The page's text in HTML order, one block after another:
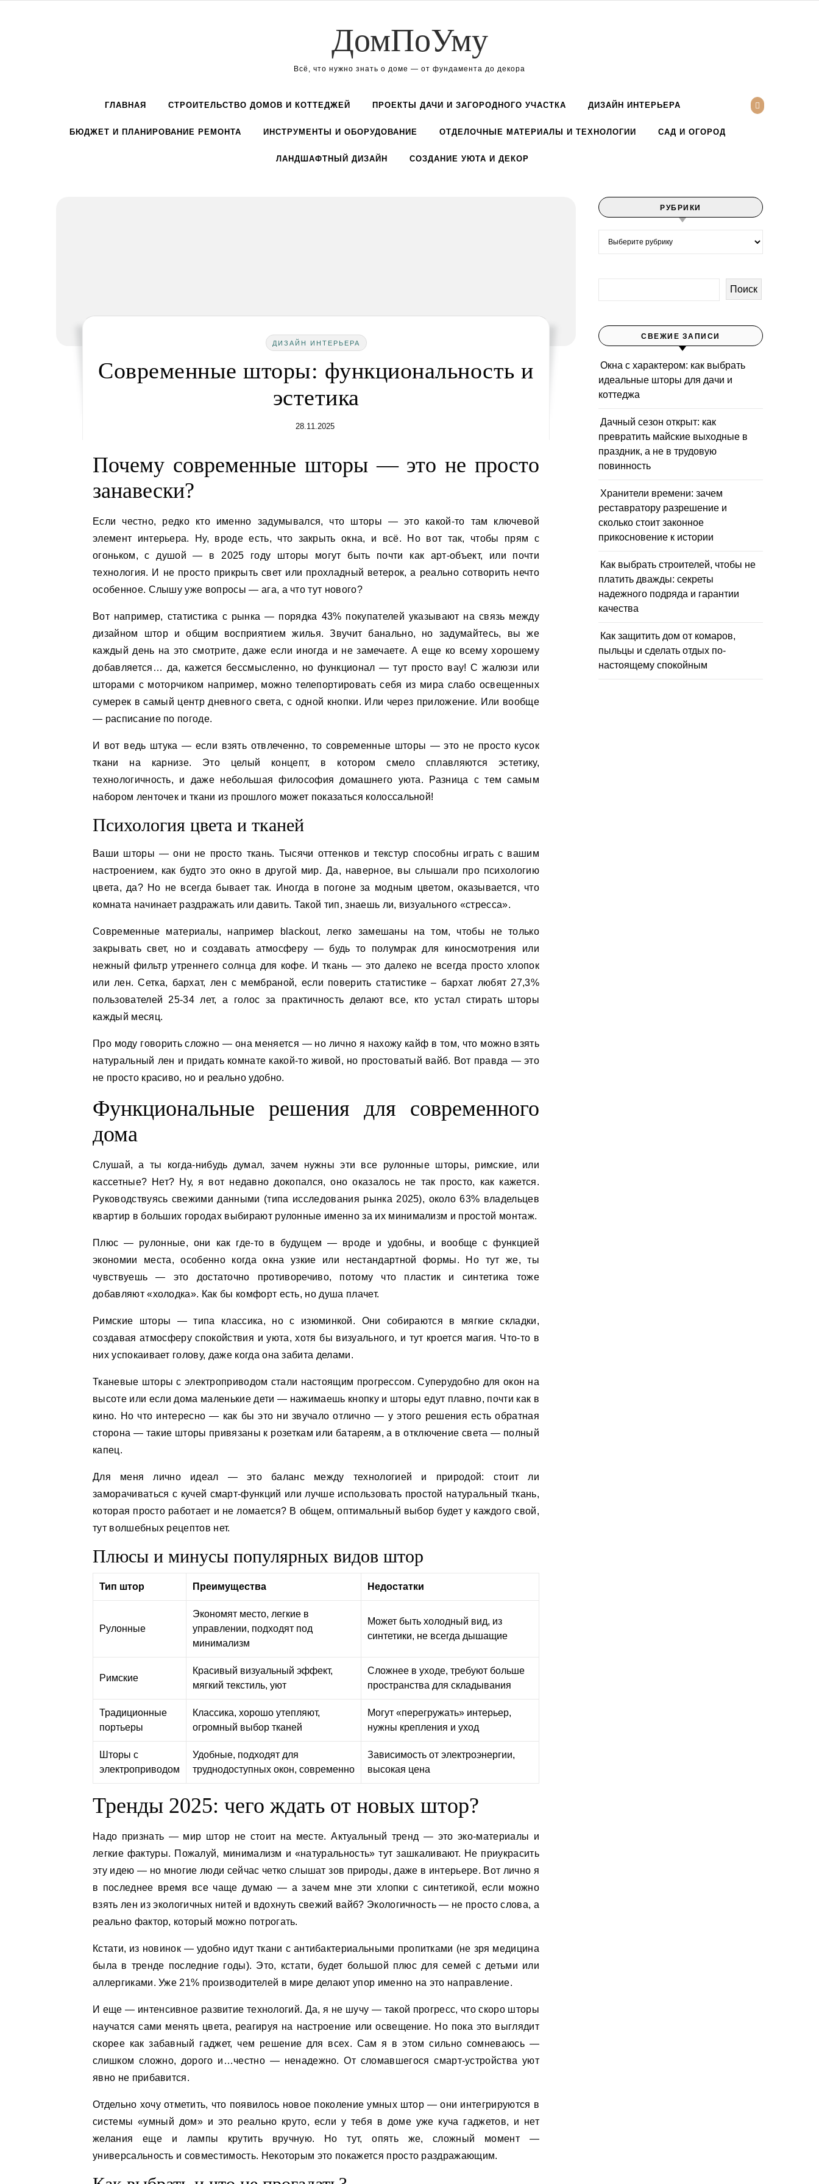
ДомПоУму
Всё, что нужно знать о доме — от фундамента до декора
ГЛАВНАЯ СТРОИТЕЛЬСТВО ДОМОВ И КОТТЕДЖЕЙ ПРОЕКТЫ ДАЧИ И ЗАГОРОДНОГО УЧАСТКА ДИЗАЙН ИНТЕРЬЕРА
БЮДЖЕТ И ПЛАНИРОВАНИЕ РЕМОНТА ИНСТРУМЕНТЫ И ОБОРУДОВАНИЕ ОТДЕЛОЧНЫЕ МАТЕРИАЛЫ И ТЕХНОЛОГИИ САД И ОГОРОД
ЛАНДШАФТНЫЙ ДИЗАЙН СОЗДАНИЕ УЮТА И ДЕКОР
ДИЗАЙН ИНТЕРЬЕРА
Современные шторы: функциональность и
эстетика
28.11.2025
Почему современные шторы — это не просто
занавески?
Если честно, редко кто именно задумывался, что шторы — это какой-то там ключевой
элемент интерьера. Ну, вроде есть, что закрыть окна, и всё. Но вот так, чтобы прям с
огоньком, с душой — в 2025 году шторы могут быть почти как арт-объект, или почти
технология. И не просто прикрыть свет или прохладный ветерок, а реально сотворить нечто
особенное. Слышу уже вопросы — ага, а что тут нового?
Вот например, статистика с рынка — порядка 43% покупателей указывают на связь между
дизайном штор и общим восприятием жилья. Звучит банально, но задумайтесь, вы же
каждый день на это смотрите, даже если иногда и не замечаете. А еще ко всему хорошему
добавляется… да, кажется бессмысленно, но функционал — тут просто вау! С жалюзи или
шторами с моторчиком например, можно телепортировать себя из мира слабо освещенных
сумерек в самый центр дневного света, с одной кнопки. Или через приложение. Или вообще
— расписание по погоде.
И вот ведь штука — если взять отвлеченно, то современные шторы — это не просто кусок
ткани на карнизе. Это целый концепт, в котором смело сплавляются эстетику,
технологичность, и даже небольшая философия домашнего уюта. Разница с тем самым
набором ленточек и ткани из прошлого может показаться колоссальной!
Психология цвета и тканей
Ваши шторы — они не просто ткань. Тысячи оттенков и текстур способны играть с вашим
настроением, как будто это окно в другой мир. Да, наверное, вы слышали про психологию
цвета, да? Но не всегда бывает так. Иногда в погоне за модным цветом, оказывается, что
комната начинает раздражать или давить. Такой тип, знаешь ли, визуального «стресса».
Современные материалы, например blackout, легко замешаны на том, чтобы не только
закрывать свет, но и создавать атмосферу — будь то полумрак для киносмотрения или
нежный фильтр утреннего солнца для кофе. И ткань — это далеко не всегда просто хлопок
или лен. Сетка, бархат, лен с мембраной, если поверить статистике – бархат любят 27,3%
пользователей 25-34 лет, а голос за практичность делают все, кто устал стирать шторы
каждый месяц.
Про моду говорить сложно — она меняется — но лично я нахожу кайф в том, что можно взять
натуральный лен и придать комнате какой-то живой, но простоватый вайб. Вот правда — это
не просто красиво, но и реально удобно.
Функциональные решения для современного
дома
Слушай, а ты когда-нибудь думал, зачем нужны эти все рулонные шторы, римские, или
кассетные? Нет? Ну, я вот недавно докопался, оно оказалось не так просто, как кажется.
Руководствуясь свежими данными (типа исследования рынка 2025), около 63% владельцев
квартир в больших городах выбирают рулонные именно за их минимализм и простой монтаж.
Плюс — рулонные, они как где-то в будущем — вроде и удобны, и вообще с функцией
экономии места, особенно когда окна узкие или нестандартной формы. Но тут же, ты
чувствуешь — это достаточно противоречиво, потому что пластик и синтетика тоже
добавляют «холодка». Как бы комфорт есть, но душа плачет.
Римские шторы — типа классика, но с изюминкой. Они собираются в мягкие складки,
создавая атмосферу спокойствия и уюта, хотя бы визуального, и тут кроется магия. Что-то в
них успокаивает голову, даже когда она забита делами.
Тканевые шторы с электроприводом стали настоящим прогрессом. Суперудобно для окон на
высоте или если дома маленькие дети — нажимаешь кнопку и шторы едут плавно, почти как в
кино. Но что интересно — как бы это ни звучало отлично — у этого решения есть обратная
сторона — такие шторы привязаны к розеткам или батареям, а в отключение света — полный
капец.
Для меня лично идеал — это баланс между технологией и природой: стоит ли
заморачиваться с кучей смарт-функций или лучше использовать простой натуральный ткань,
которая просто работает и не ломается? В общем, оптимальный выбор будет у каждого свой,
тут волшебных рецептов нет.
Плюсы и минусы популярных видов штор
Тип штор Преимущества Недостатки
Рулонные
Экономят место, легкие в
управлении, подходят под
минимализм
Может быть холодный вид, из
синтетики, не всегда дышащие
Римские
Красивый визуальный эффект,
мягкий текстиль, уют
Сложнее в уходе, требуют больше
пространства для складывания
Традиционные
портьеры
Классика, хорошо утепляют,
огромный выбор тканей
Могут «перегружать» интерьер,
нужны крепления и уход
Шторы с
электроприводом
Удобные, подходят для
труднодоступных окон, современно
Зависимость от электроэнергии,
высокая цена
Тренды 2025: чего ждать от новых штор?
Надо признать — мир штор не стоит на месте. Актуальный тренд — это эко-материалы и
легкие фактуры. Пожалуй, минимализм и «натуральность» тут зашкаливают. Не приукрасить
эту идею — но многие люди сейчас четко слышат зов природы, даже в интерьере. Вот лично я
в последнее время все чаще думаю — а зачем мне эти хлопки с синтетикой, если можно
взять лен из экологичных нитей и вдохнуть свежий вайб? Экологичность — не просто слова, а
реально фактор, который можно потрогать.
Кстати, из новинок — удобно идут ткани с антибактериальными пропитками (не зря медицина
была в тренде последние годы). Это, кстати, будет большой плюс для семей с детьми или
аллергиками. Уже 21% производителей в мире делают упор именно на это направление.
И еще — интенсивное развитие технологий. Да, я не шучу — такой прогресс, что скоро шторы
научатся сами менять цвета, реагируя на настроение или освещение. Но пока это выглядит
скорее как забавный гаджет, чем решение для всех. Сам я в этом сильно сомневаюсь —
слишком сложно, дорого и…честно — ненадежно. От сломавшегося смарт-устройства уют
явно не прибавится.
Отдельно хочу отметить, что появилось новое поколение умных штор — они интегрируются в
системы «умный дом» и это реально круто, если у тебя в доме уже куча гаджетов, и нет
желания еще и лампы крутить вручную. Но тут, опять же, сложный момент —
универсальность и совместимость. Некоторым это покажется просто раздражающим.
РУБРИКИ
Поиск
СВЕЖИЕ ЗАПИСИ
Окна с характером: как выбрать
идеальные шторы для дачи и
коттеджа
Дачный сезон открыт: как
превратить майские выходные в
праздник, а не в трудовую
повинность
Хранители времени: зачем
реставратору разрешение и
сколько стоит законное
прикосновение к истории
Как выбрать строителей, чтобы не
платить дважды: секреты
надежного подряда и гарантии
качества
Как защитить дом от комаров,
пыльцы и сделать отдых по-
настоящему спокойным